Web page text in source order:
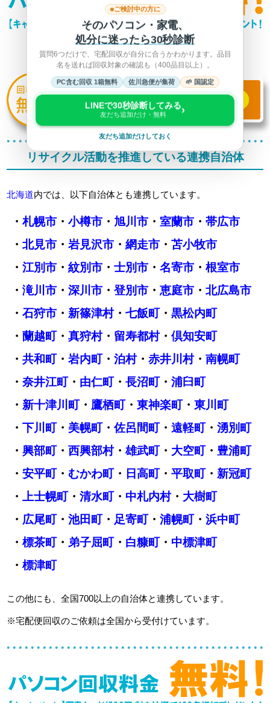
リサイクル活動を推進している連携自治体
北海道内では、以下自治体とも連携しています。
・ 札幌市・ 小樽市・ 旭川市・ 室蘭市・ 帯広市
・ 北見市・ 岩見沢市・ 網走市・ 苫小牧市
・ 江別市・ 紋別市・ 士別市・ 名寄市・ 根室市
・ 滝川市・ 深川市・ 登別市・ 恵庭市・ 北広島市
・ 石狩市・ 新篠津村・ 七飯町・ 黒松内町
・ 蘭越町・ 真狩村・ 留寿都村・ 倶知安町
・ 共和町・ 岩内町・ 泊村・ 赤井川村・ 南幌町
・ 奈井江町・ 由仁町・ 長沼町・ 浦臼町
・ 新十津川町・ 鷹栖町・ 東神楽町・ 東川町
・ 下川町・ 美幌町・ 佐呂間町・ 遠軽町・ 湧別町
・ 興部町・ 西興部村・雄武町・ 大空町・ 豊浦町
・ 安平町・ むかわ町・ 日高町・ 平取町・ 新冠町
・ 上士幌町・ 清水町・ 中札内村・ 大樹町
・ 広尾町・ 池田町・ 足寄町・ 浦幌町・ 浜中町
・ 標茶町・ 弟子屈町・ 白糠町・ 中標津町
・ 標津町
この他にも、全国700以上の自治体と連携しています。
※宅配便回収のご依頼は全国から受付けています。
ご検討中の方に
そのパソコン・家電、
処分に迷ったら30秒診断
質問6つだけで、宅配回収が自分に合うかわかります。品目
名を送れば回収対象の確認も（400品目以上）。
PC含む回収 1箱無料 佐川急便が集荷 🌱 国認定
LINEで30秒診断してみる
友だち追加だけ・無料 ›
友だち追加だけしておく